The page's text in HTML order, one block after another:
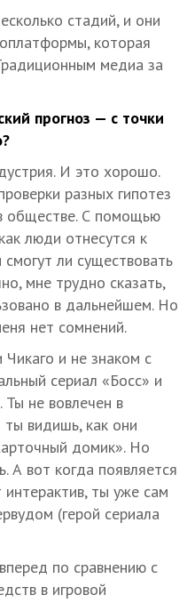
стадий, и они
которая
медиа за
прогноз — с точки
И это хорошо.
разных гипотез
обществе. С помощью
люди отнесутся к
ли существовать
мне трудно сказать,
в дальнейшем. Но
нет сомнений.
и не знаком с
сериал «Босс» и
Ты не вовлечен в
видишь, как они
домик». Но
А вот когда появляется
интерактив, ты уже сам
(герой сериала
по сравнению с
в игровой